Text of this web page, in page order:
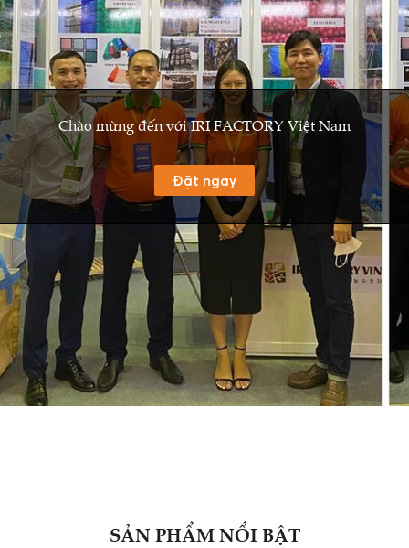
Chào mừng đến với IRI FACTORY Việt Nam
Đặt ngay
SẢN PHẨM NỔI BẬT